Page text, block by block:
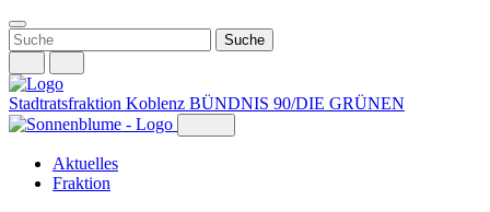
Weiter
zum
Inhalt
Stadtratsfraktion Koblenz BÜNDNIS 90/DIE GRÜNEN
Aktuelles
Fraktion